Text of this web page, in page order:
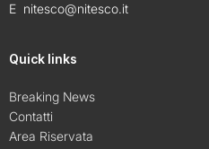
E nitesco@nitesco.it
Quick links
Breaking News
Contatti
Area Riservata